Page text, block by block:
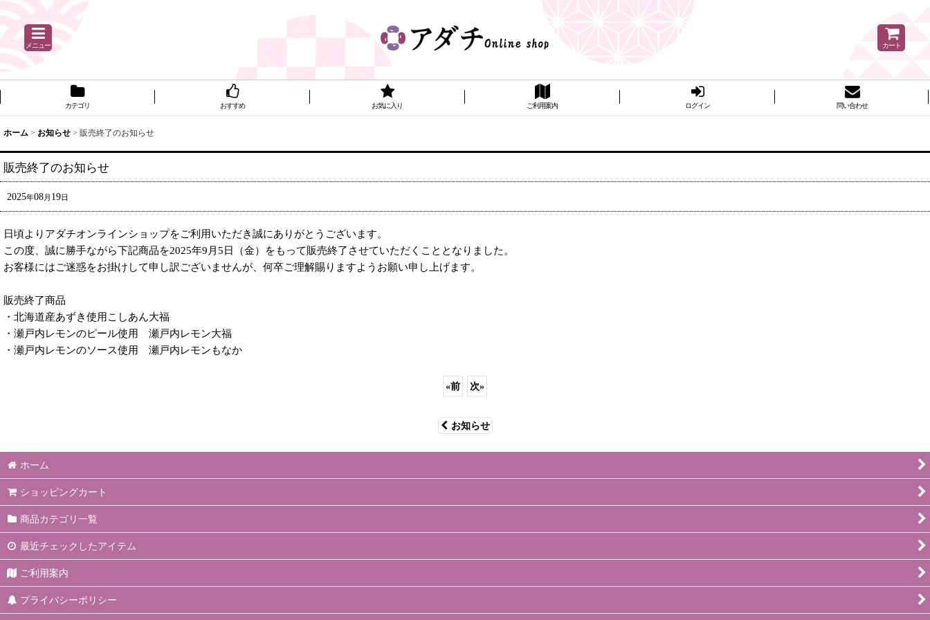
メニュー カート
カテゴリ おすすめ お気に入り ご利用案内 ログイン 問い合わせ
ホーム > お知らせ > 販売終了のお知らせ
販売終了のお知らせ
2025年08月 19日
日頃よりアダチオンラインショップをご利用いただき誠にありがとうございます。
この度、誠に勝手ながら下記商品を2025年9月5日（金）をもって販売終了させていただくこととなりました。
お客様にはご迷惑をお掛けして申し訳ございませんが、何卒ご理解賜りますようお願い申し上げます。
販売終了商品
・北海道産あずき使用こしあん大福
・瀬戸内レモンのピール使用 瀬戸内レモン大福
・瀬戸内レモンのソース使用 瀬戸内レモンもなか
«前 次»
お知らせ
ホーム
ショッピングカート
商品カテゴリ一覧
最近チェックしたアイテム
ご利用案内
プライバシーポリシー